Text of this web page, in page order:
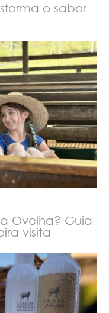
o sabor
Ovelha? Guia
visita